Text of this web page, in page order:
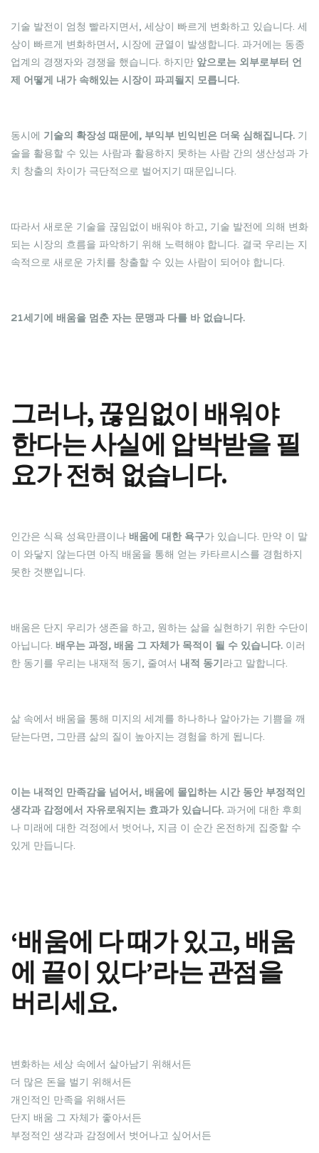
기술 발전이 엄청 빨라지면서, 세상이 빠르게 변화하고 있습니다. 세
상이 빠르게 변화하면서, 시장에 균열이 발생합니다. 과거에는 동종
업계의 경쟁자와 경쟁을 했습니다. 하지만 앞으로는 외부로부터 언
제 어떻게 내가 속해있는 시장이 파괴될지 모릅니다.
동시에 기술의 확장성 때문에, 부익부 빈익빈은 더욱 심해집니다. 기
술을 활용할 수 있는 사람과 활용하지 못하는 사람 간의 생산성과 가
치 창출의 차이가 극단적으로 벌어지기 때문입니다.
따라서 새로운 기술을 끊임없이 배워야 하고, 기술 발전에 의해 변화
되는 시장의 흐름을 파악하기 위해 노력해야 합니다. 결국 우리는 지
속적으로 새로운 가치를 창출할 수 있는 사람이 되어야 합니다.
21세기에 배움을 멈춘 자는 문맹과 다를 바 없습니다.
그러나, 끊임없이 배워야
한다는 사실에 압박받을 필
요가 전혀 없습니다.
인간은 식욕 성욕만큼이나 배움에 대한 욕구가 있습니다. 만약 이 말
이 와닿지 않는다면 아직 배움을 통해 얻는 카타르시스를 경험하지
못한 것뿐입니다.
​배움은 단지 우리가 생존을 하고, 원하는 삶을 실현하기 위한 수단이
아닙니다. 배우는 과정, 배움 그 자체가 목적이 될 수 있습니다. 이러
한 동기를 우리는 내재적 동기, 줄여서 내적 동기라고 말합니다.
삶 속에서 배움을 통해 미지의 세계를 하나하나 알아가는 기쁨을 깨
닫는다면, 그만큼 삶의 질이 높아지는 경험을 하게 됩니다.
이는 내적인 만족감을 넘어서, 배움에 몰입하는 시간 동안 부정적인
생각과 감정에서 자유로워지는 효과가 있습니다. 과거에 대한 후회
나 미래에 대한 걱정에서 벗어나, 지금 이 순간 온전하게 집중할 수
있게 만듭니다.
‘배움에 다 때가 있고, 배움
에 끝이 있다’라는 관점을
버리세요.
변화하는 세상 속에서 살아남기 위해서든
더 많은 돈을 벌기 위해서든
개인적인 만족을 위해서든
단지 배움 그 자체가 좋아서든
부정적인 생각과 감정에서 벗어나고 싶어서든